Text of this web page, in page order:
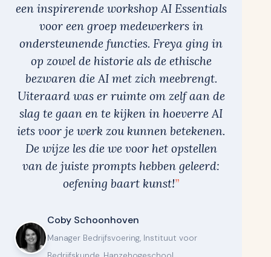
een inspirerende workshop AI Essentials
voor een groep medewerkers in
ondersteunende functies. Freya ging in
op zowel de historie als de ethische
bezwaren die AI met zich meebrengt.
Uiteraard was er ruimte om zelf aan de
slag te gaan en te kijken in hoeverre AI
iets voor je werk zou kunnen betekenen.
De wijze les die we voor het opstellen
van de juiste prompts hebben geleerd:
oefening baart kunst!
Coby Schoonhoven
Manager Bedrijfsvoering, Instituut voor